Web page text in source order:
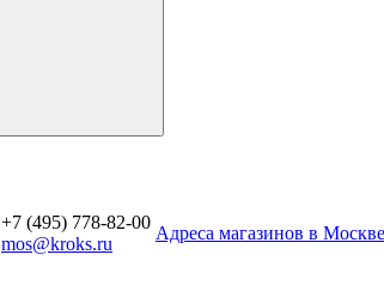
+7 (495) 778-82-00
mos@kroks.ru
Aдреса магазинов в Москве